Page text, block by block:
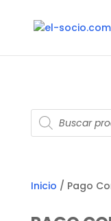
Búsqueda
de
productos
Inicio / Pago